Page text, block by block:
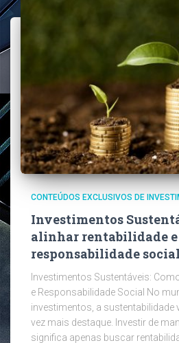
CONTEÚDOS EXCLUSIVOS DE
Investimentos
alinhar rentabilidade e
responsabilidade
Investimentos Sustentáveis:
e Responsabilidade Social No
investimentos, a sustentabilidade
vez mais destaque. Investir de
significa apenas buscar